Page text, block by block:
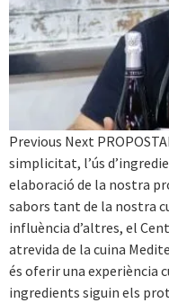
Previous Next
simplicitat, l’ús
elaboració de la nostra
sabors tant de la nostra
influència d’altres, el
atrevida de la cuina
és oferir una experiència
ingredients siguin els